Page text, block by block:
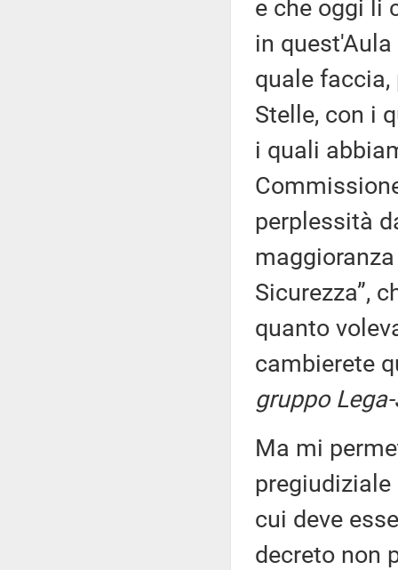
e che oggi li
in
quale
Stelle, con i
i quali
perplessità
Sicurezza”,
quanto
cambierete
gruppo
Ma mi
cui deve
decreto non